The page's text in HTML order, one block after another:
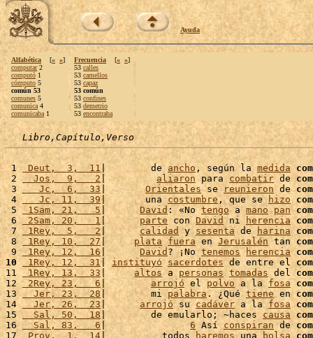
Ayuda
Alfabética [« »]
computar2
computó 1
cómputo 5
común 53
comunes 5
comunica 4
comunicaba 1
Frecuencia [« »]
53 calles
53 camellos
53 capaz
53 común
53 confines
53 demetrio
53 encontraba
Libro,Capítulo,Verso
1 Deut,  3,  11 |        de ancho , según la medida
2
  Jos,  9,   2
| aliaron para combatir de
3
   Jc,  6,  33
| Orientales se reunieron de
4
   Jc, 11,  39
|       una costumbre, que se hizo
5
1Sam, 21,   5 | David : «No tengo a mano pan
6
2Sam, 20,   1 | parte con David ni herencia
7 1Rey,  5,   2 | calidad y sesenta de harina
8
1Rey, 10,  27 | plata fuera en Jerusalén tan
9 1Rey, 12,  16 | David ? ¡No tenemos herencia
10
1Rey, 12,  31| instituyó sacerdotes de entre el
11 1Rey, 13,  33 | altos a personas tomadas del
12 2Rey, 23,   6 | arrojó el polvo a la fosa
13
  Jer, 23,  28
|        mi palabra . ¿Qué tiene en
14
  Jer, 26,  23
| arrojó su cadáver a la fosa
15
  Sal, 50,  18
|        de emularlo; ~haces causa
16
  Sal, 83,   6
| 6 Así conspiran de
17 Prov,  1,  14 |          todos haremos una bolsa